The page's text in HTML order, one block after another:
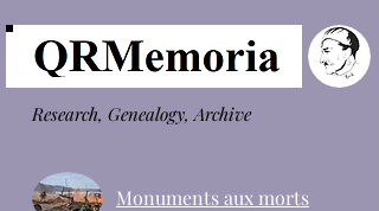
Research, Genealogy, Archive
Monuments aux morts